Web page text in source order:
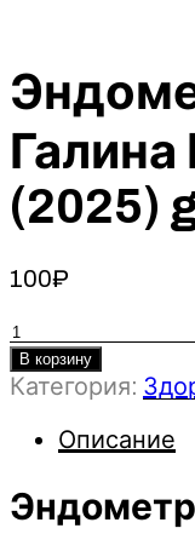
Галина
(2025)
100₽
Количество
товара
Эндометриоз
Галина
(2025)
garbuzova.pro
В корзину
Категория:
Описание